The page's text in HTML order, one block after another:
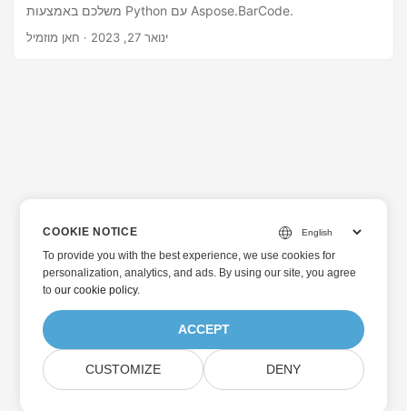
משלכם באמצעות Python עם Aspose.BarCode.
ינואר 27, 2023 · חאן מוזמיל
COOKIE NOTICE
To provide you with the best experience, we use cookies for
personalization, analytics, and ads. By using our site, you agree
toour cookie policy.
ACCEPT
CUSTOMIZE DENY